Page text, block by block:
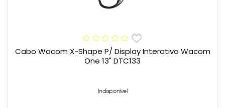
Cabo Wacom X-Shape P/ Display Interativo Wacom
One 13" DTC133
Indisponível